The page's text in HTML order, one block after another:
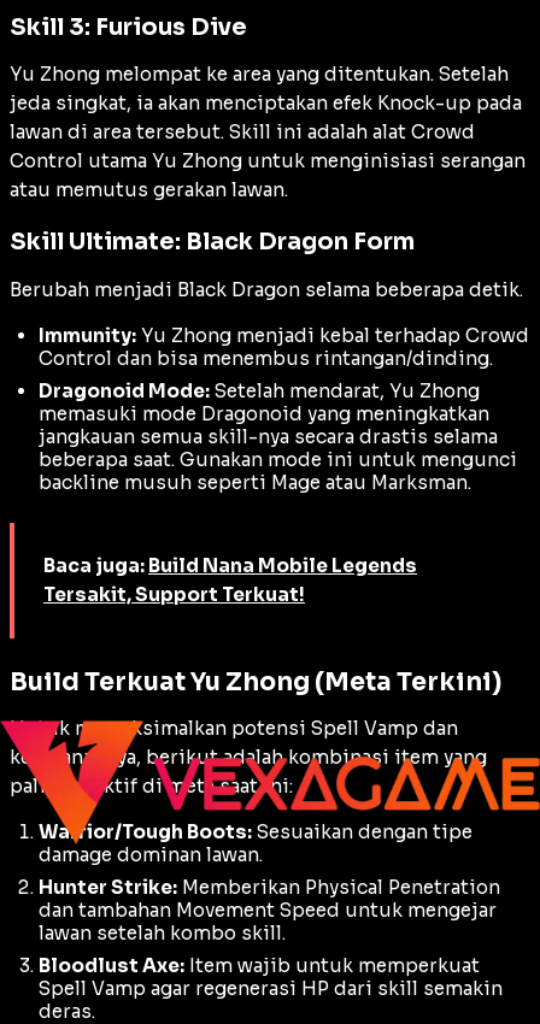
Skill 3: Furious Dive
Yu Zhong melompat ke area yang ditentukan. Setelah
jeda singkat, ia akan menciptakan efek Knock-up pada
lawan di area tersebut. Skill ini adalah alat Crowd
Control utama Yu Zhong untuk menginisiasi serangan
atau memutus gerakan lawan.
Skill Ultimate: Black Dragon Form
Berubah menjadi Black Dragon selama beberapa detik.
Immunity: Yu Zhong menjadi kebal terhadap Crowd
Control dan bisa menembus rintangan/dinding.
Dragonoid Mode: Setelah mendarat, Yu Zhong
memasuki mode Dragonoid yang meningkatkan
jangkauan semua skill-nya secara drastis selama
beberapa saat. Gunakan mode ini untuk mengunci
backline musuh seperti Mage atau Marksman.
Baca juga: Build Nana Mobile Legends
Tersakit, Support Terkuat!
Build Terkuat Yu Zhong (Meta Terkini)
Untuk memaksimalkan potensi Spell Vamp dan
ketahanannya, berikut adalah kombinasi item yang
paling efektif di meta saat ini:
Warrior/Tough Boots: Sesuaikan dengan tipe
damage dominan lawan.
Hunter Strike: Memberikan Physical Penetration
dan tambahan Movement Speed untuk mengejar
lawan setelah kombo skill.
Bloodlust Axe: Item wajib untuk memperkuat
Spell Vamp agar regenerasi HP dari skill semakin
deras.